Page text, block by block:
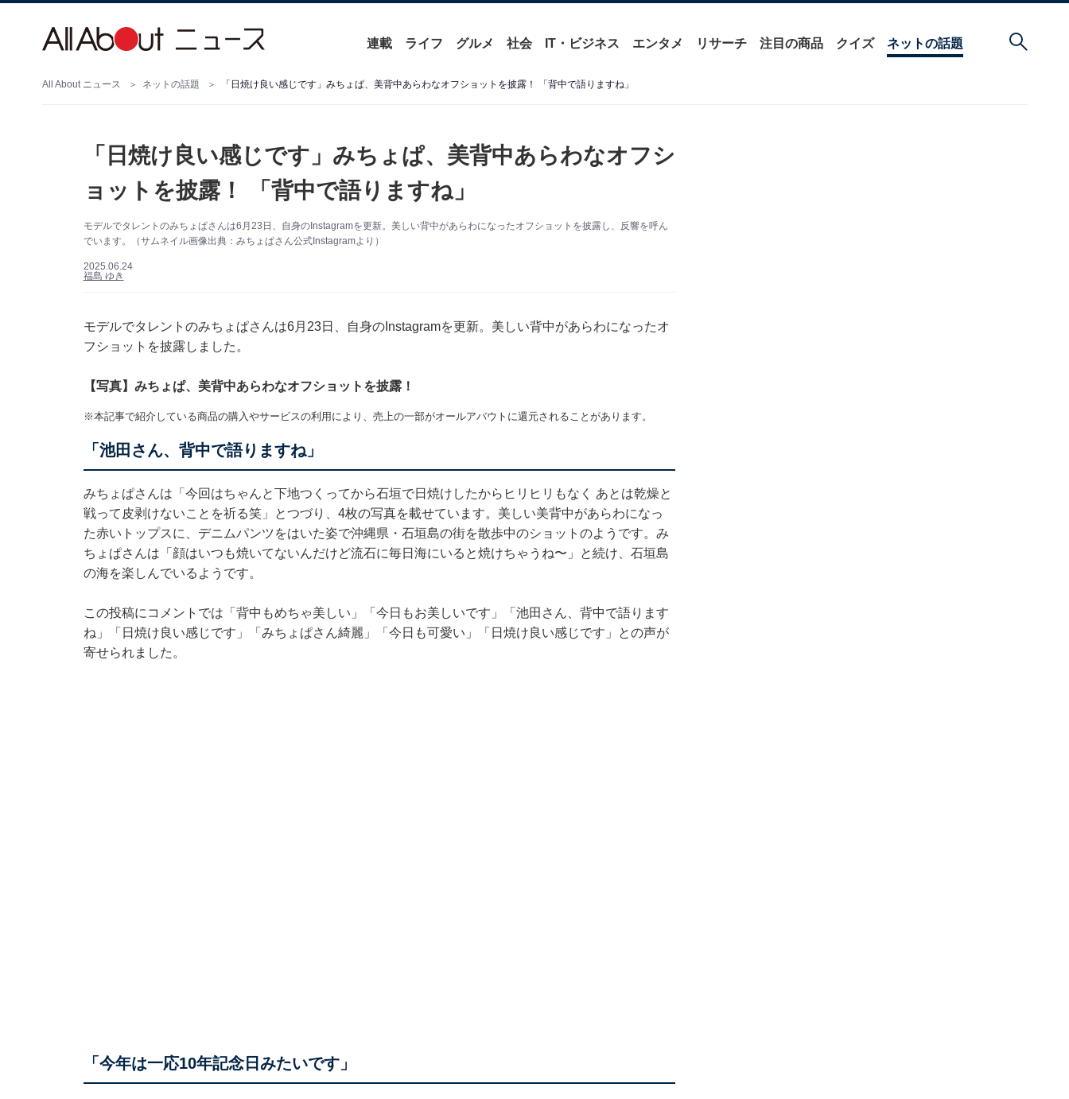
連載 ライフ グルメ 社会 IT・ビジネス エンタメ リサーチ 注目の商品 クイズ ネットの話題
All About ニュース ネットの話題 「日焼け良い感じです」みちょぱ、美背中あらわなオフショットを披露！ 「背中で語りますね」
「日焼け良い感じです」みちょぱ、美背中あらわなオフシ
ョットを披露！ 「背中で語りますね」
モデルでタレントのみちょぱさんは6月23日、自身のInstagramを更新。美しい背中があらわになったオフショットを披露し、反響を呼ん
でいます。（サムネイル画像出典：みちょぱさん公式Instagramより）
2025.06.24
福島 ゆき
モデルでタレントのみちょぱさんは6月23日、自身のInstagramを更新。美しい背中があらわになったオ
フショットを披露しました。
【写真】みちょぱ、美背中あらわなオフショットを披露！
※本記事で紹介している商品の購入やサービスの利用により、売上の一部がオールアバウトに還元されることがあります。
「池田さん、背中で語りますね」
みちょぱさんは「今回はちゃんと下地つくってから石垣で日焼けしたからヒリヒリもなく あとは乾燥と
戦って皮剥けないことを祈る笑」とつづり、4枚の写真を載せています。美しい美背中があらわになっ
た赤いトップスに、デニムパンツをはいた姿で沖縄県・石垣島の街を散歩中のショットのようです。み
ちょぱさんは「顔はいつも焼いてないんだけど流石に毎日海にいると焼けちゃうね〜」と続け、石垣島
の海を楽しんでいるようです。
この投稿にコメントでは「背中もめちゃ美しい」「今日もお美しいです」「池田さん、背中で語ります
ね」「日焼け良い感じです」「みちょぱさん綺麗」「今日も可愛い」「日焼け良い感じです」との声が
寄せられました。
「今年は一応10年記念日みたいです」